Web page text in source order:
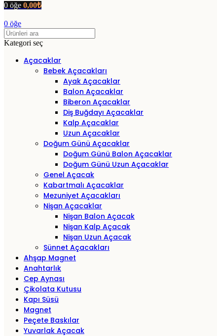
0 öğe 0,00₺
0 öğe
Kategori seç
Açacaklar
Bebek Açacakları
Ayak Açacaklar
Balon Açacaklar
Biberon Açacaklar
Diş Buğdayı Açacaklar
Kalp Açacaklar
Uzun Açacaklar
Doğum Günü Açacaklar
Doğum Günü Balon Açacaklar
Doğum Günü Uzun Açacaklar
Genel Açacak
Kabartmalı Açacaklar
Mezuniyet Açacakları
Nişan Açacaklar
Nişan Balon Açacak
Nişan Kalp Açacak
Nişan Uzun Açacak
Sünnet Açacakları
Ahşap Magnet
Anahtarlık
Cep Aynası
Çikolata Kutusu
Kapı Süsü
Magnet
Peçete Baskılar
Yuvarlak Açacak